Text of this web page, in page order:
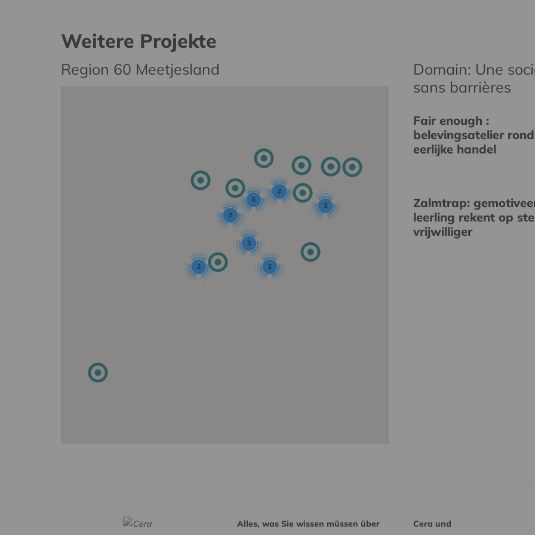
Weitere Projekte
Region 60 Meetjesland
2
3
3
6
2 2
2
Domain: Une
sans barrières
Fair enough :
belevingsatelier rond
eerlijke handel
Zalmtrap:
leerling rekent op
vrijwilliger
Alles, was Sie wissen müssen über Cera und